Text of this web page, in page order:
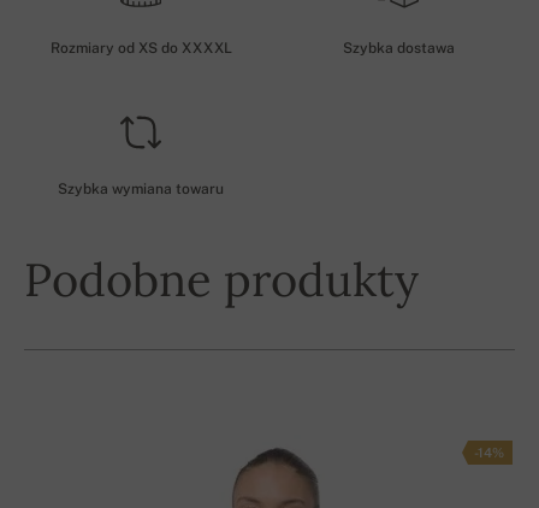
Rozmiary od XS do XXXXL Szybka dostawa
Szybka wymiana towaru
Podobne produkty
-14%